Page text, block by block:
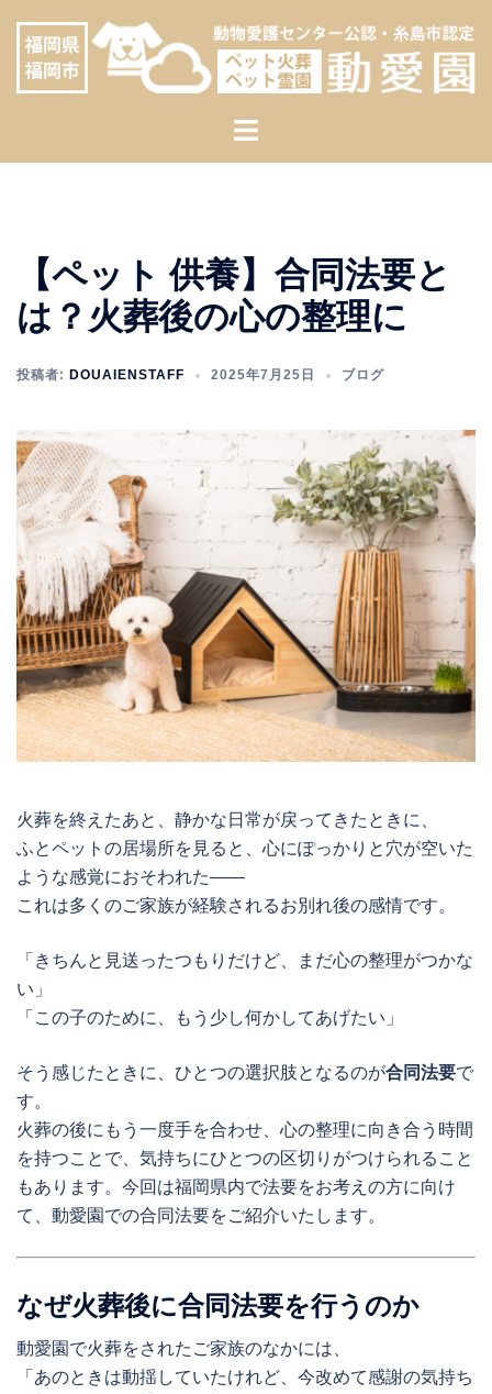
ッ
ト
ュ
ー
【ペット 供養】合同法要と
は？火葬後の心の整理に
投稿者: DOUAIENSTAFF 2025年7月25日 ブログ
火葬を終えたあと、静かな日常が戻ってきたときに、
ふとペットの居場所を見ると、心にぽっかりと穴が空いた
ような感覚におそわれた——
これは多くのご家族が経験されるお別れ後の感情です。
「きちんと見送ったつもりだけど、まだ心の整理がつかな
い」
「この子のために、もう少し何かしてあげたい」
そう感じたときに、ひとつの選択肢となるのが合同法要で
す。
火葬の後にもう一度手を合わせ、心の整理に向き合う時間
を持つことで、気持ちにひとつの区切りがつけられること
もあります。今回は福岡県内で法要をお考えの方に向け
て、動愛園での合同法要をご紹介いたします。
なぜ火葬後に合同法要を行うのか
動愛園で火葬をされたご家族のなかには、
「あのときは動揺していたけれど、今改めて感謝の気持ち